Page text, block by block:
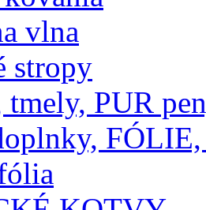
vlna
stropy
PUR